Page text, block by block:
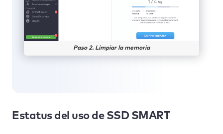
Paso 2. Limpiar la memoria
Estatus del uso de SSD SMART